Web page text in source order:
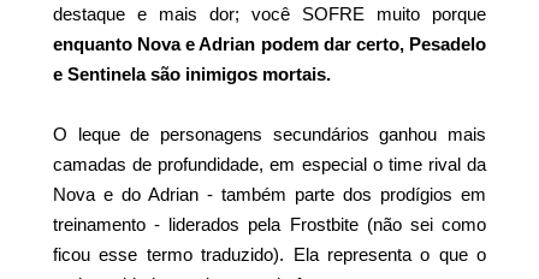
destaque e mais dor; você SOFRE muito porque
enquanto Nova e Adrian podem dar certo, Pesadelo
e Sentinela são inimigos mortais.
O leque de personagens secundários ganhou mais
camadas de profundidade, em especial o time rival da
Nova e do Adrian - também parte dos prodígios em
treinamento - liderados pela Frostbite (não sei como
ficou esse termo traduzido). Ela representa o que o